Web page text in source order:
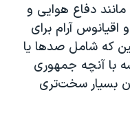
دفاع هوایی و
آرام برای
که شامل صدها یا
با آنچه جمهوری
بسیار سخت‌تری